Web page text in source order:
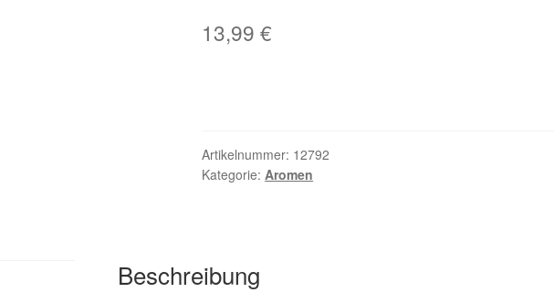
13,99€
Artikelnummer: 12792
Kategorie: Aromen
Beschreibung